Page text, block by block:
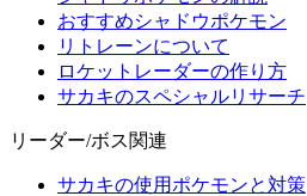
おすすめシャドウポケモン
リトレーンについて
ロケットレーダーの作り方
サカキのスペシャルリサーチ
リーダー/ボス関連
サカキの使用ポケモンと対策